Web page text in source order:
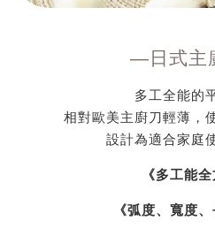
— 日式主
多工全能的
相對歐美主廚刀輕薄，
設計為適合家庭
《多工能全
《弧度、寬度、